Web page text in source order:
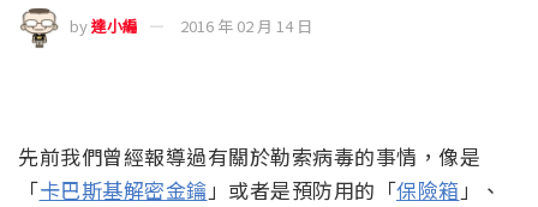
by達小編 2016 年 02 月 14 日
先前我們曾經報導過有關於勒索病毒的事情，像是
「卡巴斯基解密金鑰」或者是預防用的「保險箱」、